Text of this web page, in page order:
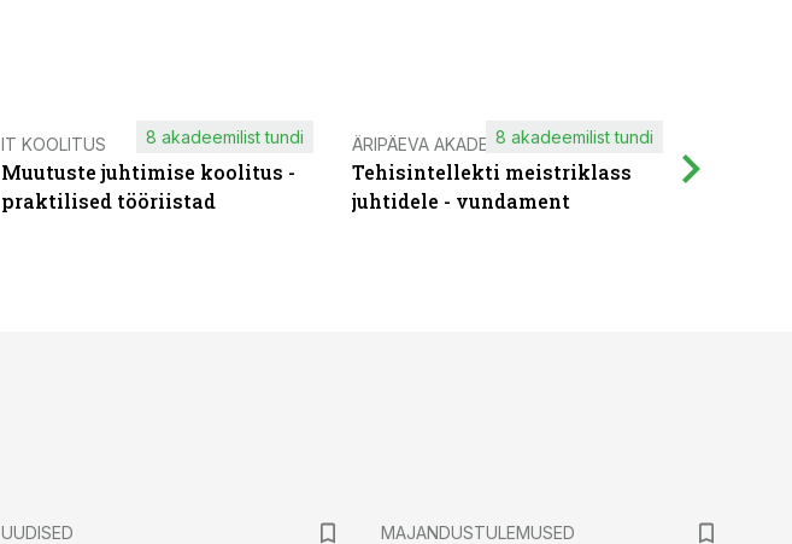
IT KOOLITUS
Muutuste juhtimise koolitus -
praktilised tööriistad
8 akadeemilist tundi ÄRIPÄEVA AKADEEMIA
Tehisintellekti meistriklass
juhtidele - vundament
8 akadeemilist tundi
UUDISED
MAJANDUSTULEMUSED